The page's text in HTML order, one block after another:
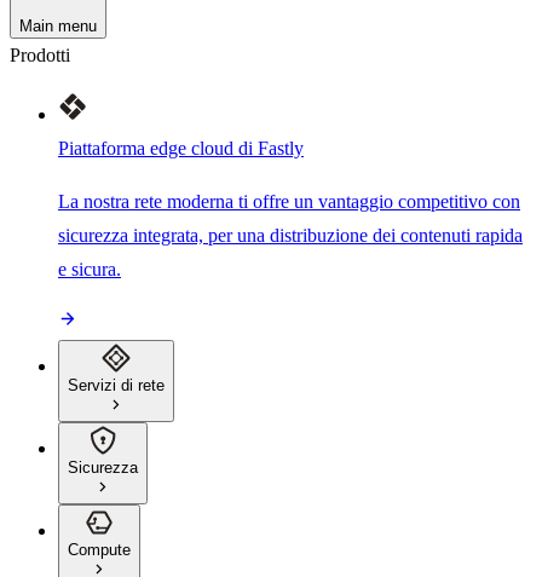
Main menu
Prodotti
Piattaforma edge cloud di Fastly
La nostra rete moderna ti offre un vantaggio competitivo con
sicurezza integrata, per una distribuzione dei contenuti rapida
e sicura.
Servizi di rete
Sicurezza
Compute